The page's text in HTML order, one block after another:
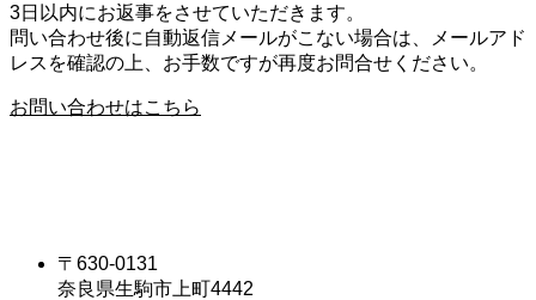
3日以内にお返事をさせていただきます。
問い合わせ後に自動返信メールがこない場合は、メールアド
レスを確認の上、お手数ですが再度お問合せください。
お問い合わせはこちら
〒630-0131
奈良県生駒市上町4442